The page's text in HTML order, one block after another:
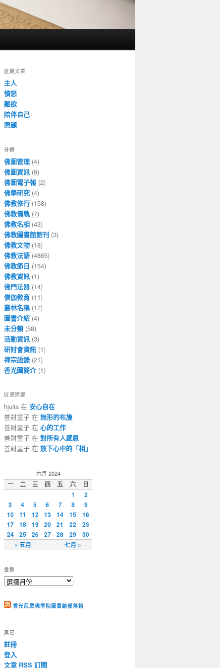
近期文章
主人
憤怒
離欲
陪伴自己
照顧
分類
佛圖管理 (4)
佛圖資訊 (9)
佛圖電子報 (2)
佛學研究 (4)
佛教修行 (158)
佛教儀軌 (7)
佛教名相 (43)
佛教圖書館館刊 (3)
佛教文物 (18)
佛教法語 (4865)
佛教節日 (154)
佛教資訊 (1)
佛門法器 (14)
僧伽教育 (11)
叢林名稱(17)
圖書介紹 (4)
未分類 (58)
活動資訊 (3)
研討會資訊 (1)
禪宗語錄 (21)
香光圖簡介(1)
近期迴響
hjulia 在 安心自在
善財童子 在 無形的布施
善財童子 在 心的工作
善財童子 在 對所有人感恩
善財童子 在 放下心中的「相」
六月 2024
一 二 三 四 五 六 日
« 五月 七月 »
1
2
3
4 5 6 7 8
9
10
11 12 13 14 15
16
17
18 19 20 21 22
23
24
25 26 27 28 29 30
彙整
香光尼眾佛學院圖書館部落格
其它
註冊
登入
文章 RSS 訂閱